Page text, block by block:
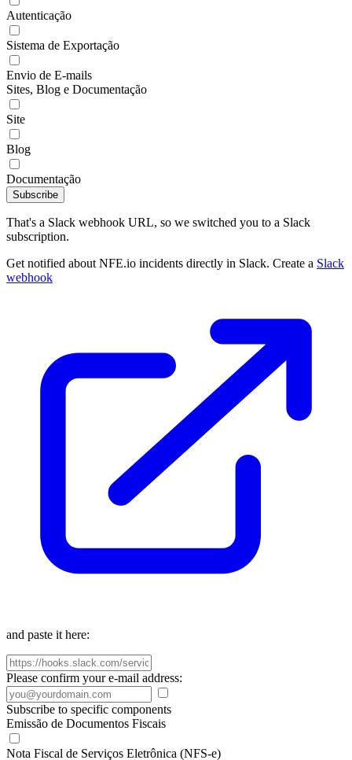
Autenticação
Sistema de Exportação
Envio de E-mails
Sites, Blog e Documentação
Site
Blog
Documentação
Subscribe
That's a Slack webhook URL, so we switched you to a Slack
subscription.
Get notified about NFE.io incidents directly in Slack. Create a Slack
webhook
and paste it here:
Please confirm your e-mail address:
Subscribe to specific components
Emissão de Documentos Fiscais
Nota Fiscal de Serviços Eletrônica (NFS-e)